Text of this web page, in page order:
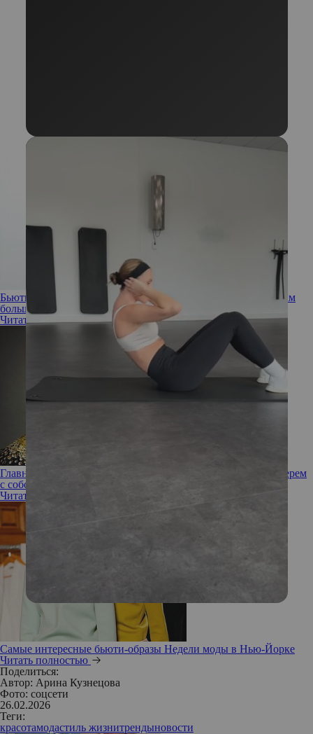
Бьюти-образы Лондонской недели моды: кто запомнился нам
больше всего
Читать полностью
Главные бьюти-тренды кутюрной недели моды: что мы заберем
с собой в рутину
Читать полностью
Самые интересные бьюти-образы Недели моды в Нью-Йорке
Читать полностью
Поделиться:
Автор: Арина Кузнецова
Фото: соцсети
26.02.2026
Теги:
красотамодастиль жизнитрендыновости